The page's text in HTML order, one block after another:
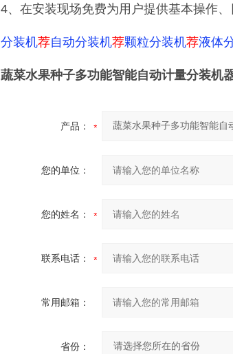
4、在安装现场免费为用户提供基本操作、
分装机荐自动分装机荐颗粒分装机荐液体
蔬菜水果种子多功能智能自动计量分装机
产品：
您的单位：
您的姓名：
联系电话：
常用邮箱：
省份：